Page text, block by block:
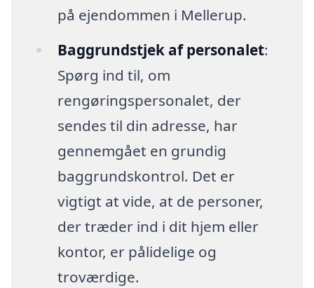
på ejendommen i Mellerup.
Baggrundstjek af personalet:
Spørg ind til, om
rengøringspersonalet, der
sendes til din adresse, har
gennemgået en grundig
baggrundskontrol. Det er
vigtigt at vide, at de personer,
der træder ind i dit hjem eller
kontor, er pålidelige og
troværdige.